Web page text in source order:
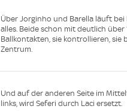
Über Jorginho und Barella läuft bei
alles. Beide schon mit deutlich über
Ballkontakten, sie kontrollieren, sie
Zentrum.
Und auf der anderen Seite im
links, wird Seferi durch Laci ersetzt.